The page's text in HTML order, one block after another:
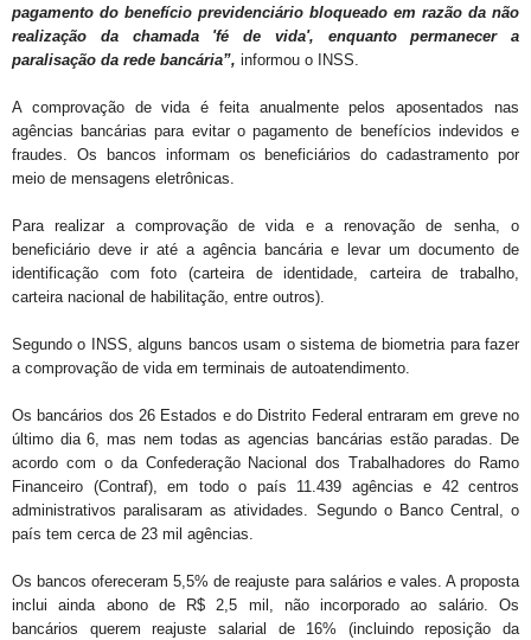
pagamento do benefício previdenciário bloqueado em razão da não
realização da chamada 'fé de vida', enquanto permanecer a
paralisação da rede bancária”, informou o INSS.
A comprovação de vida é feita anualmente pelos aposentados nas
agências bancárias para evitar o pagamento de benefícios indevidos e
fraudes. Os bancos informam os beneficiários do cadastramento por
meio de mensagens eletrônicas.
Para realizar a comprovação de vida e a renovação de senha, o
beneficiário deve ir até a agência bancária e levar um documento de
identificação com foto (carteira de identidade, carteira de trabalho,
carteira nacional de habilitação, entre outros).
Segundo o INSS, alguns bancos usam o sistema de biometria para fazer
a comprovação de vida em terminais de autoatendimento.
Os bancários dos 26 Estados e do Distrito Federal entraram em greve no
último dia 6, mas nem todas as agencias bancárias estão paradas. De
acordo com o da Confederação Nacional dos Trabalhadores do Ramo
Financeiro (Contraf), em todo o país 11.439 agências e 42 centros
administrativos paralisaram as atividades. Segundo o Banco Central, o
país tem cerca de 23 mil agências.
Os bancos ofereceram 5,5% de reajuste para salários e vales. A proposta
inclui ainda abono de R$ 2,5 mil, não incorporado ao salário. Os
bancários querem reajuste salarial de 16% (incluindo reposição da